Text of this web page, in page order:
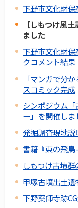
下野市文化財
【しもつけ風
ました
下野市文化財
クコメント結果
「マンガで分
スコミック完成
シンポジウム
ー」を開催しま
発掘調査現地
書籍『東の飛
しもつけ古墳
甲塚古墳出土
下野薬師寺跡